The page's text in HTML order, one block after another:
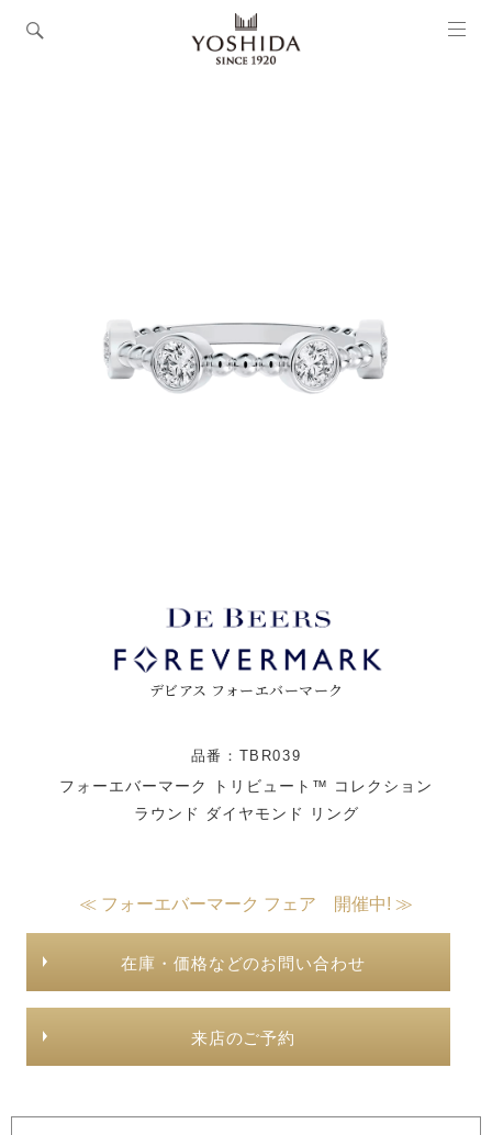
デビアス フォーエバーマーク
品番：TBR039
フォーエバーマーク トリビュート™ コレクション
ラウンド ダイヤモンド リング
≪ フォーエバーマーク フェア 開催中! ≫
在庫・価格などのお問い合わせ
来店のご予約